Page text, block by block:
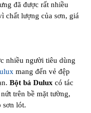
đã được rất nhiều
chất lượng của sơn, giá
nhiều người tiêu dùng
mang đến vẻ đệp
Bột bả Dulux có tác
trên bề mặt tường,
sơn lót.